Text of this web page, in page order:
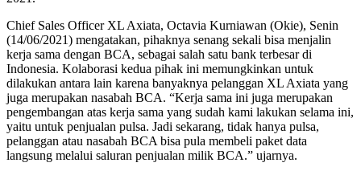
Chief Sales Officer XL Axiata, Octavia Kurniawan (Okie), Senin
(14/06/2021) mengatakan, pihaknya senang sekali bisa menjalin
kerja sama dengan BCA, sebagai salah satu bank terbesar di
Indonesia. Kolaborasi kedua pihak ini memungkinkan untuk
dilakukan antara lain karena banyaknya pelanggan XL Axiata yang
juga merupakan nasabah BCA. “Kerja sama ini juga merupakan
pengembangan atas kerja sama yang sudah kami lakukan selama ini,
yaitu untuk penjualan pulsa. Jadi sekarang, tidak hanya pulsa,
pelanggan atau nasabah BCA bisa pula membeli paket data
langsung melalui saluran penjualan milik BCA.” ujarnya.